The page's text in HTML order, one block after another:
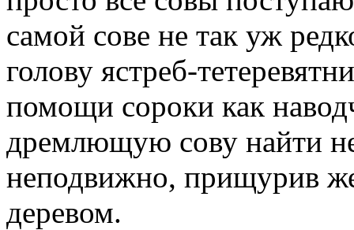
самой сове не так уж
голову ястреб-
помощи сороки как
дремлющую сову найти
неподвижно, прищурив
деревом.